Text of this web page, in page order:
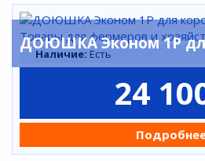
ДОЮШКА Эконом 1Р
Наличие: Есть
24